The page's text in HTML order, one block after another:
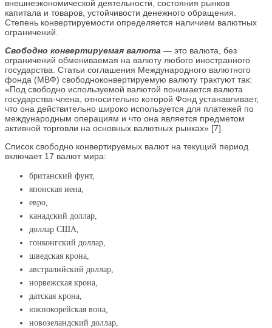
внешнеэкономической деятельности, состояния рынков
капитала и товаров, устойчивости денежного обращения.
Степень конвертируемости определяется наличием валютных
ограничений.
Свободно конвертируемая валюта — это валюта, без
ограничений обмениваемая на валюту любого иностранного
государства. Статьи соглашения Международного валютного
фонда (МВФ) свободноконвертируемую валюту трактуют так:
«Под свободно используемой валютой понимается валюта
государства-члена, относительно которой Фонд устанавливает,
что она действительно широко используется для платежей по
международным операциям и что она является предметом
активной торговли на основных валютных рынках» [7].
Список свободно конвертируемых валют на текущий период
включает 17 валют мира:
британский фунт,
японская иена,
евро,
канадский доллар,
доллар США,
гонконгский доллар,
шведская крона,
австралийский доллар,
норвежская крона,
датская крона,
южнокорейская вона,
новозеландский доллар,